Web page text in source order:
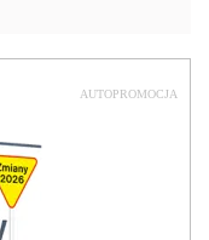
AUTOPROMOCJA